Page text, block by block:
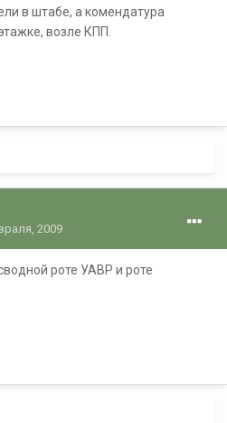
в штабе, а комендатура
возле КПП.
2009
роте УАВР и роте